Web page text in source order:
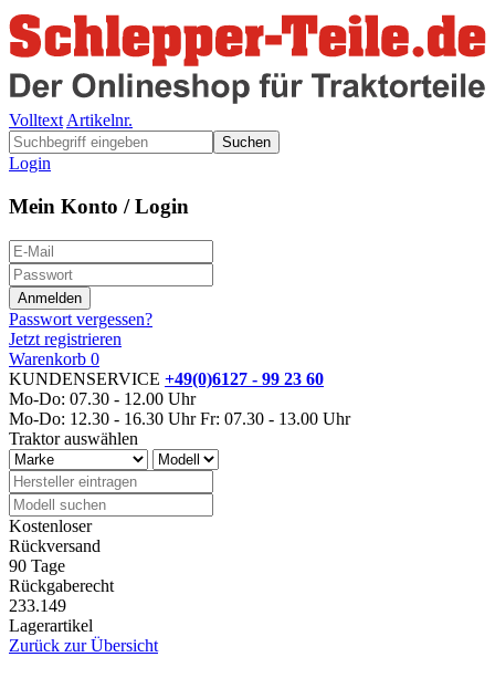
Volltext Artikelnr.
Suchen
Login
Mein Konto / Login
Passwort vergessen?
Jetzt registrieren
Warenkorb 0
KUNDENSERVICE +49(0)6127 - 99 23 60
Mo-Do: 07.30 - 12.00 Uhr
Mo-Do: 12.30 - 16.30 Uhr Fr: 07.30 - 13.00 Uhr
Traktor auswählen
Kostenloser
Rückversand
90 Tage
Rückgaberecht
233.149
Lagerartikel
Zurück zur Übersicht